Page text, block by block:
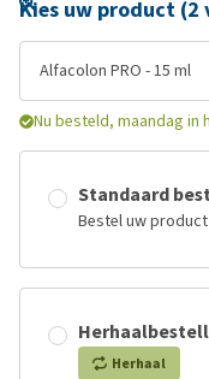
Kies uw product (2
Alfacolon PRO - 15 ml
Nu besteld, maandag in
Standaard
Bestel uw
Herhaal